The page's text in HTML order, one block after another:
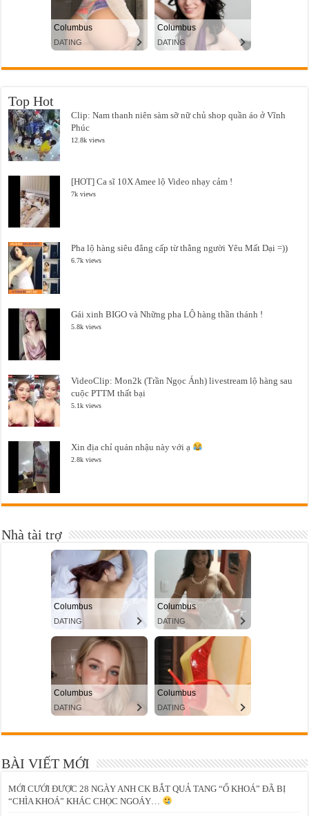
Top Hot
Clip: Nam thanh niên sàm sỡ nữ chủ shop quần áo ở Vĩnh
Phúc
12.8k views
[HOT] Ca sĩ 10X Amee lộ Video nhạy cảm !
7k views
Pha lộ hàng siêu đẳng cấp từ thằng người Yêu Mất Dại =))
6.7k views
Gái xinh BIGO và Những pha LỘ hàng thần thánh !
5.8k views
VideoClip: Mon2k (Trần Ngọc Ánh) livestream lộ hàng sau
cuộc PTTM thất bại
5.1k views
Xin địa chỉ quán nhậu này với ạ
2.8k views
Nhà tài trợ
BÀI VIẾT MỚI
MỚI CƯỚI ĐƯỢC 28 NGÀY ANH CK BẮT QUẢ TANG “Ổ KHOÁ” ĐÃ BỊ
“CHÌA KHOÁ” KHÁC CHỌC NGOÁY…